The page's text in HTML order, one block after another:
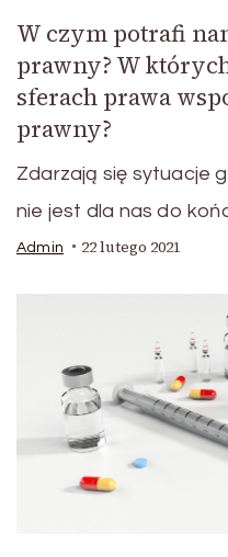
W czym potrafi
prawny? W
sferach prawa
prawny?
Zdarzają się sytuacje
nie jest dla nas do
Admin 22 lutego 2021